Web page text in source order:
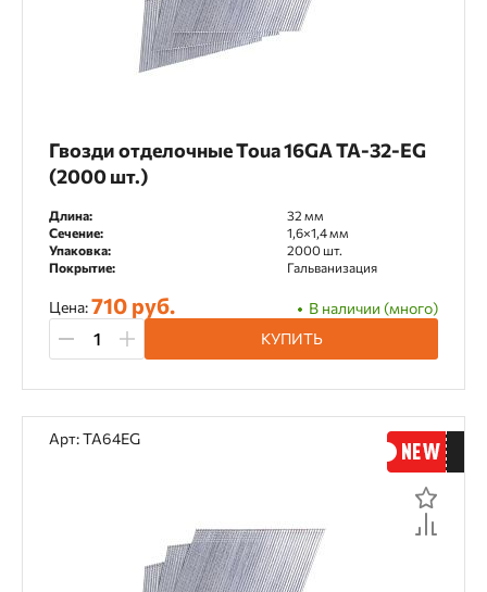
Гвозди отделочные Toua 16GA TA-32-EG
(2000 шт.)
Длина:
32 мм
Сечение:
1,6×1,4 мм
Упаковка:
2000 шт.
Покрытие:
Гальванизация
Цена:710 руб.
В наличии (много)
КУПИТЬ
Арт: TA64EG